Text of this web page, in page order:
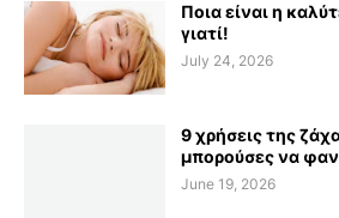
Ποια είναι η
γιατί!
July 24, 2026
9 χρήσεις της
μπορούσες να
June 19, 2026